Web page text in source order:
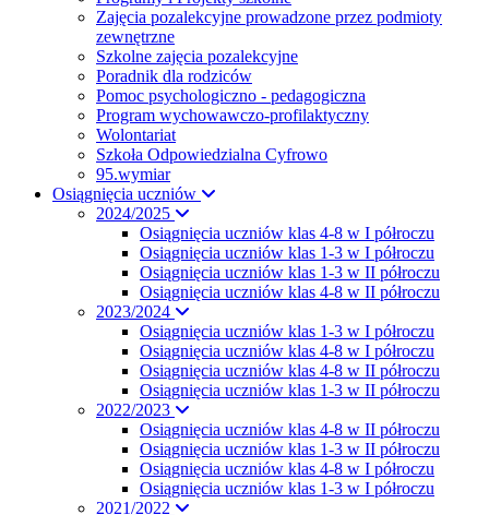
Zajęcia pozalekcyjne prowadzone przez podmioty
zewnętrzne
Szkolne zajęcia pozalekcyjne
Poradnik dla rodziców
Pomoc psychologiczno - pedagogiczna
Program wychowawczo-profilaktyczny
Wolontariat
Szkoła Odpowiedzialna Cyfrowo
95.wymiar
Osiągnięcia uczniów
2024/2025
Osiągnięcia uczniów klas 4-8 w I półroczu
Osiągnięcia uczniów klas 1-3 w I półroczu
Osiągnięcia uczniów klas 1-3 w II półroczu
Osiągnięcia uczniów klas 4-8 w II półroczu
2023/2024
Osiągnięcia uczniów klas 1-3 w I półroczu
Osiągnięcia uczniów klas 4-8 w I półroczu
Osiągnięcia uczniów klas 4-8 w II półroczu
Osiągnięcia uczniów klas 1-3 w II półroczu
2022/2023
Osiągnięcia uczniów klas 4-8 w II półroczu
Osiągnięcia uczniów klas 1-3 w II półroczu
Osiągnięcia uczniów klas 4-8 w I półroczu
Osiągnięcia uczniów klas 1-3 w I półroczu
2021/2022